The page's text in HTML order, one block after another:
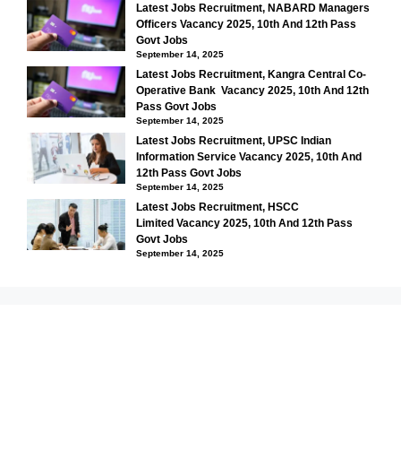
Latest Jobs Recruitment, NABARD Managers
Officers Vacancy 2025, 10th And 12th Pass
Govt Jobs
September 14, 2025
Latest Jobs Recruitment, Kangra Central Co-
Operative Bank Vacancy 2025, 10th And 12th
Pass Govt Jobs
September 14, 2025
Latest Jobs Recruitment, UPSC Indian
Information Service Vacancy 2025, 10th And
12th Pass Govt Jobs
September 14, 2025
Latest Jobs Recruitment, HSCC
Limited Vacancy 2025, 10th And 12th Pass
Govt Jobs
September 14, 2025